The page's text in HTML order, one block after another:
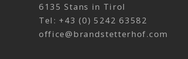
6135 Stans in Tirol
Tel: +43 (0) 5242 63582
office@brandstetterhof.com